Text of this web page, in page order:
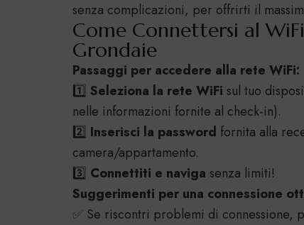
senza complicazioni, per offrirti il
Come Connettersi al
Grondaie
Passaggi per accedere alla rete WiFi:
1️⃣ Seleziona la rete WiFi sul tuo
nelle informazioni fornite al check-in).
2️⃣ Inserisci la password fornita alla
camera/appartamento.
3️⃣ Connettiti e naviga senza limiti!
Suggerimenti per una connessione
✅ Se riscontri problemi di connessione,